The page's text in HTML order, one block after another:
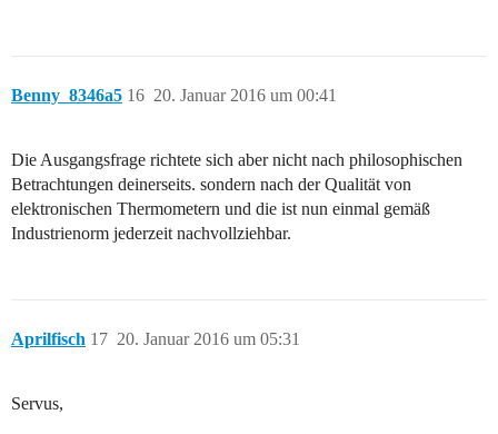
Benny_8346a5 20. Januar 2016 um 00:41
16
Die Ausgangsfrage richtete sich aber nicht nach philosophischen
Betrachtungen deinerseits. sondern nach der Qualität von
elektronischen Thermometern und die ist nun einmal gemäß
Industrienorm jederzeit nachvollziehbar.
Aprilfisch 20. Januar 2016 um 05:31
17
Servus,